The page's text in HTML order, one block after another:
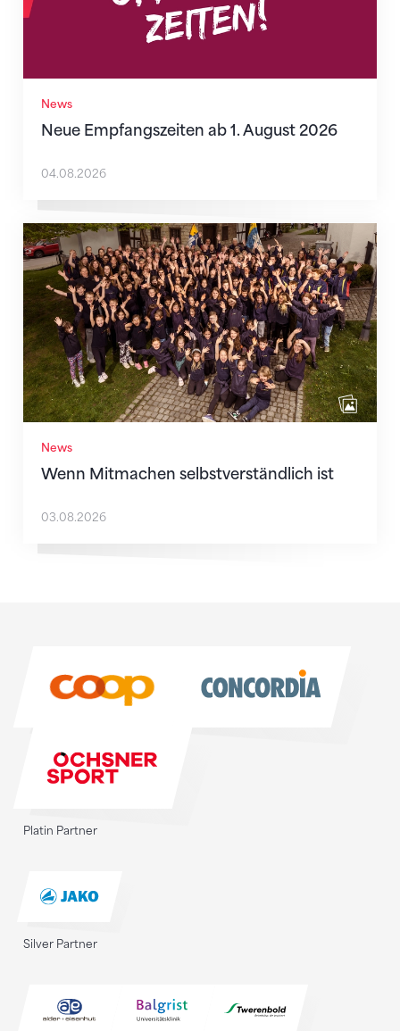
News
Neue Empfangszeiten ab 1. August 2026
04.08.2026
News
Wenn Mitmachen selbstverständlich ist
Wenn Mitmachen selbstverständlich ist
03.08.2026
Platin Partner
Silver Partner